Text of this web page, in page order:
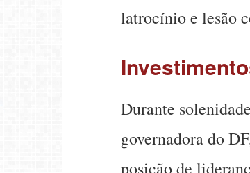
latrocínio e lesão
Durante
governadora do
posição de